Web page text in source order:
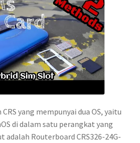
yang mempunyai dua OS, yaitu
di dalam satu perangkat yang
adalah Routerboard CRS326-24G-